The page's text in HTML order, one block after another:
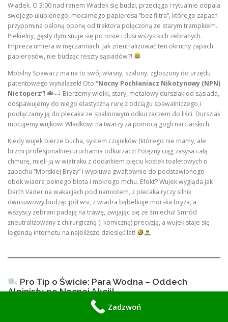
Władek. O 3:00 nad ranem Władek się budzi, przeciąga i rytualnie odpala
swojego ulubionego, mocarnego papierosa “bez filtra”, którego zapach
przypomina paloną oponę od traktora połączoną ze starym trampkiem.
Piekielny, gęsty dym snuje się po rosie i dusi wszystkich zebranych.
Impreza umiera w męczarniach. Jak zneutralizować ten okrutny zapach
papierosów, nie budząc reszty sąsiadów?!
Mobilny Spawacz ma na to swój własny, szalony, zgłoszony do urzędu
patentowego wynalazek! Oto “Nocny Pochłaniacz Nikotynowy (NPN)
Nietoperz”!
Bierzemy wielki, stary, metalowy durszlak od sąsiada,
dospawujemy do niego elastyczną rurę z odciągu spawalniczego i
podłączamy ją do plecaka ze spalinowym odkurzaczem do liści. Durszlak
mocujemy wujkowi Władkowi na twarzy za pomocą gogli narciarskich.
Kiedy wujek bierze bucha, system czujników (którego nie mamy, ale
brzmi profesjonalnie) uruchamia odkurzacz! Potężny ciąg zasysa całą
chmurę, mieli ją w wiatraku z dodatkiem pięciu kostek toaletowych o
zapachu “Morskiej Bryzy” i wypluwa gwałtownie do podstawionego
obok wiadra pełnego błota i mokrego mchu. Efekt? Wujek wygląda jak
Darth Vader na wakacjach pod namiotem, z plecaka ryczy silnik
dwusuwowy budząc pół wsi, z wiadra bąbelkuje morska bryza, a
wszyscy zebrani padają na trawę, zwijając się ze śmiechu! Smród
zneutralizowany z chirurgiczną (i komiczną) precyzją, a wujek staje się
legendą internetu na najbliższe dziesięć lat!
Pro Tip o Świcie: Para Wodna – Oddech
Alpinisty po Nocnej Akcji!
Gdy nadchodzi mglisty poranek, brama w Konstancinie uratowana,
Zadzwoń